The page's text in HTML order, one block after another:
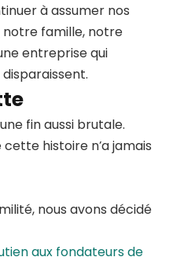
à assumer nos
notre famille, notre
entreprise qui
fin aussi brutale.
cette histoire n’a jamais
nous avons décidé
aux fondateurs de